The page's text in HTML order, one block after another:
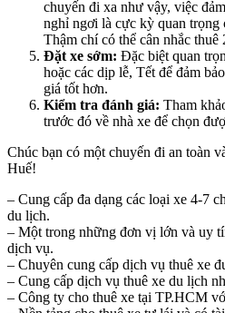
chuyến đi xa như vậy, việc
nghỉ ngơi là cực kỳ quan trọng
Thậm chí có thể cân nhắc
Đặt xe sớm: Đặc biệt quan
hoặc các dịp lễ, Tết để đảm
giá tốt hơn.
Kiểm tra đánh giá: Tham
trước đó về nhà xe để chọn
Chúc bạn có một chuyến đi an toàn
Huế!
– Cung cấp đa dạng các loại xe 4-7
du lịch.
– Một trong những đơn vị lớn và uy
dịch vụ.
– Chuyên cung cấp dịch vụ thuê xe
– Cung cấp dịch vụ thuê xe du lịch
– Công ty cho thuê xe tại TP.HCM